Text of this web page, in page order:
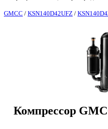
GMCC / KSN140D42UFZ /
Компрессор